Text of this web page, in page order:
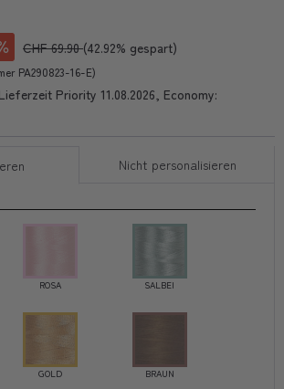
CHF 69.90(42.92% gespart)
PA290823-16-E)
Priority 11.08.2026, Economy:
Nicht personalisieren
ROSA SALBEI
GOLD BRAUN